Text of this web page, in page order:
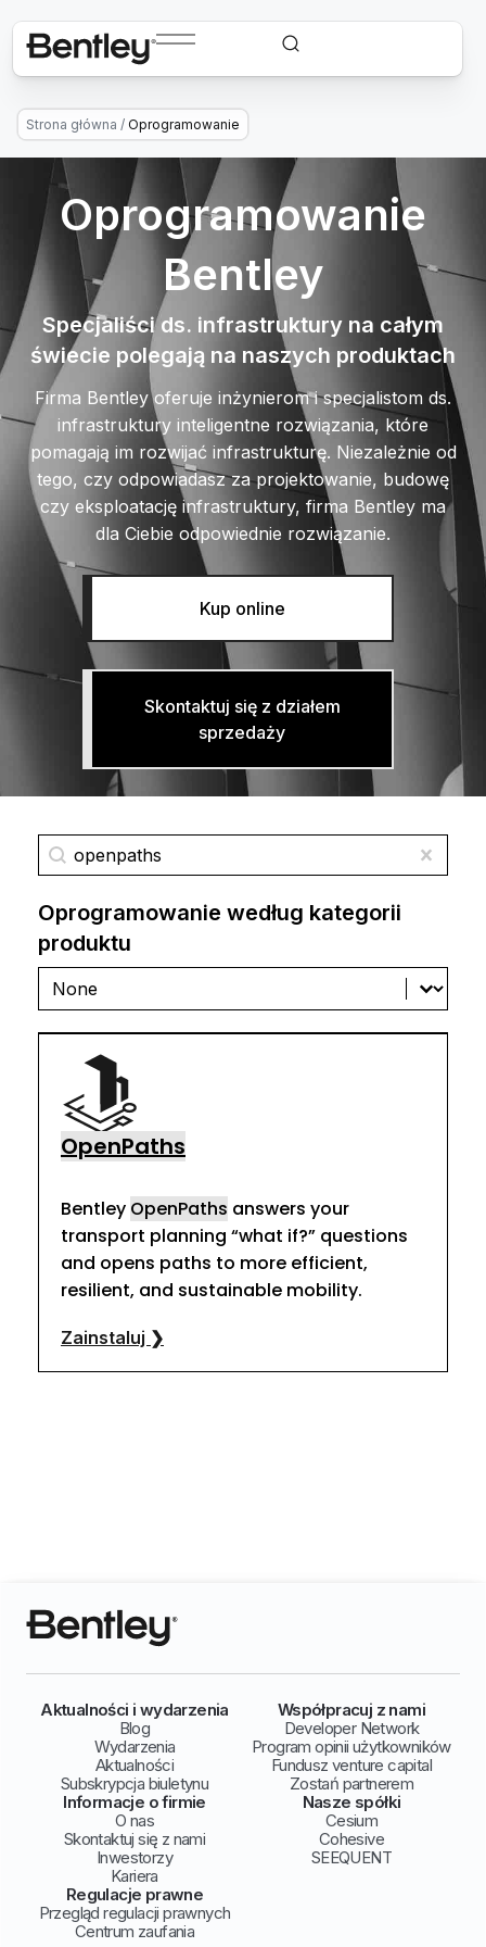
Strona główna / Oprogramowanie
Oprogramowanie
Bentley
Specjaliści ds. infrastruktury na całym
świecie polegają na naszych produktach
Firma Bentley oferuje inżynierom i specjalistom ds.
infrastruktury inteligentne rozwiązania, które
pomagają im rozwijać infrastrukturę. Niezależnie od
tego, czy odpowiadasz za projektowanie, budowę
czy eksploatację infrastruktury, firma Bentley ma
dla Ciebie odpowiednie rozwiązanie.
Kup online
Skontaktuj się z działem
sprzedaży
Wyszukaj oprogramowanie
Wyszukaj treść
Oprogramowanie według kategorii
produktu
Oprogramowanie według kategorii
Oprogramowanie według kategorii produktu
OpenPaths
Bentley OpenPaths answers your
transport planning “what if?” questions
and opens paths to more efficient,
resilient, and sustainable mobility.
Zainstaluj ❯
Aktualności i wydarzenia
Blog
Wydarzenia
Aktualności
Subskrypcja biuletynu
Współpracuj z nami
Developer Network
Program opinii użytkowników
Fundusz venture capital
Zostań partnerem
Informacje o firmie
O nas
Skontaktuj się z nami
Inwestorzy
Kariera
Nasze spółki
Cesium
Cohesive
SEEQUENT
Regulacje prawne
Przegląd regulacji prawnych
Centrum zaufania